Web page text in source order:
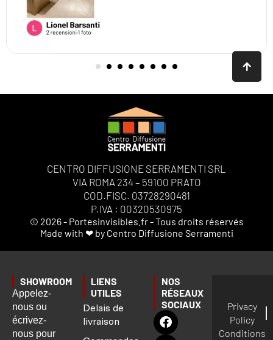
CENTRO DIFFUSIONE SERRAMENTI SRL
VIA ROMA 234 – 59100 PRATO
COD.FISC. 03728290481
P.IVA : 00320530975
© 2026 - Portesinvisibles.fr - Tous droits réservés
Made with ❤ by Centro Diffusione Serramenti
SHOWROOM
Appelez-
nous ou
écrivez-
nous pour
LIENS
UTILES
Delais de
livraison
NOS
RÉSEAUX
SOCIAUX
Privacy
Policy
Conditions